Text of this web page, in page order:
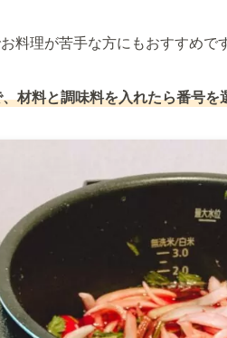
料理が苦手な方にもおすすめで
材料と調味料を入れたら番号